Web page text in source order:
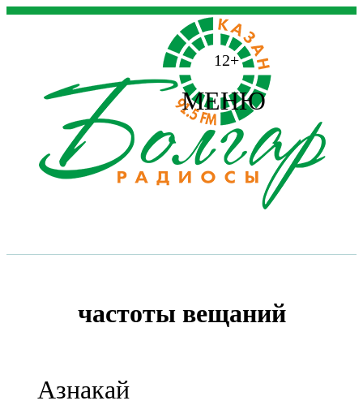
12+
МЕНЮ
частоты вещаний
Азнакай